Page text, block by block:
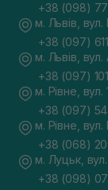
+38 (098)
м. Львів,
+38 (097)
м. Львів,
+38 (097)
м. Рівне, вул.
+38 (097)
м. Рівне,
+38 (068)
м. Луцьк,
+38 (098)